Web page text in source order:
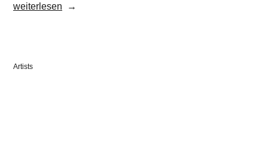
„Maria
weiterlesen
Veröffentlicht
Artists